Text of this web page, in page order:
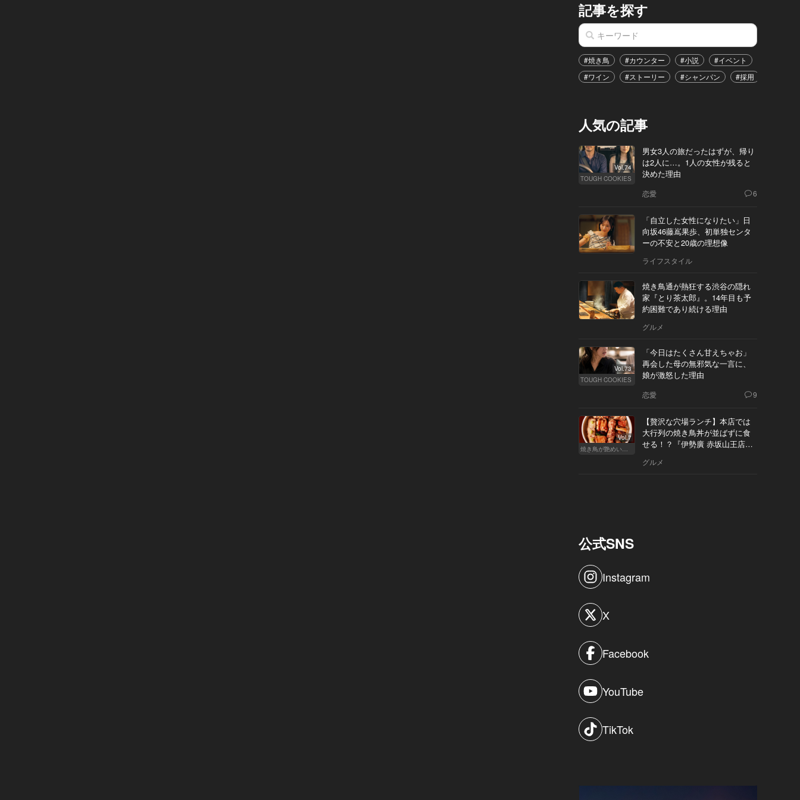
記事を探す
#焼き鳥 #カウンター #小説 #イベント
#ワイン
#ストーリー #シャンパン #採用
人気の記事
Vol.74
TOUGH COOKIES
男女3人の旅だったはずが、帰り
は2人に…。1人の女性が残ると
決めた理由
恋愛 6
「自立した女性になりたい」日
向坂46藤嶌果歩、初単独センタ
ーの不安と20歳の理想像
ライフスタイル
焼き鳥通が熱狂する渋谷の隠れ
家『とり茶太郎』。14年目も予
約困難であり続ける理由
グルメ
Vol.73
TOUGH COOKIES
「今日はたくさん甘えちゃお」
再会した母の無邪気な一言に、
娘が激怒した理由
恋愛 9
Vol.7
焼き鳥が艶めいてきた
【贅沢な穴場ランチ】本店では
大行列の焼き鳥丼が並ばずに食
せる！？『伊勢廣 赤坂山王店』
グルメ
公式SNS
Instagram
X
Facebook
YouTube
TikTok